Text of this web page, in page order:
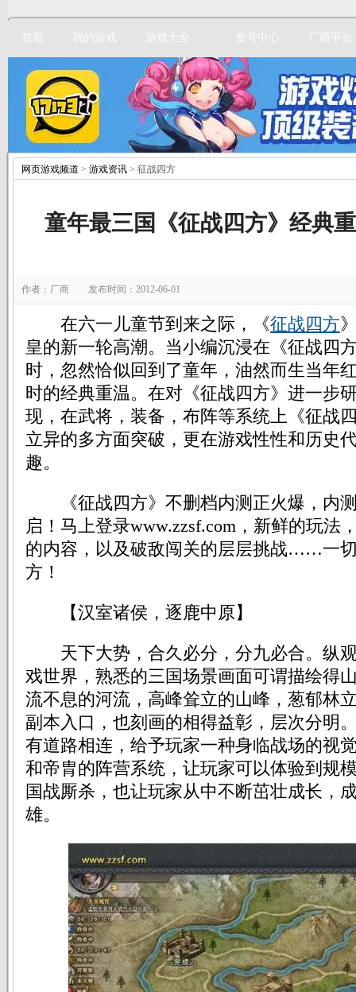
首页 我的游戏 游戏大全 发号中心 厂商平台
网页游戏频道 > 游戏资讯 > 征战四方
童年最三国《征战四方》经典
作者：厂商 发布时间：2012-06-01
在六一儿童节到来之际，《征战四方
皇的新一轮高潮。当小编沉浸在《征战四
时，忽然恰似回到了童年，油然而生当年
时的经典重温。在对《征战四方》进一步
现，在武将，装备，布阵等系统上《征战
立异的多方面突破，更在游戏性性和历史
趣。
《征战四方》不删档内测正火爆，内测
启！马上登录www.zzsf.com，新鲜的玩法
的内容，以及破敌闯关的层层挑战……一
方！
【汉室诸侯，逐鹿中原】
天下大势，合久必分，分九必合。纵
戏世界，熟悉的三国场景画面可谓描绘得
流不息的河流，高峰耸立的山峰，葱郁林
副本入口，也刻画的相得益彰，层次分明
有道路相连，给予玩家一种身临战场的视
和帝胄的阵营系统，让玩家可以体验到规
国战厮杀，也让玩家从中不断茁壮成长，
雄。
立即注册